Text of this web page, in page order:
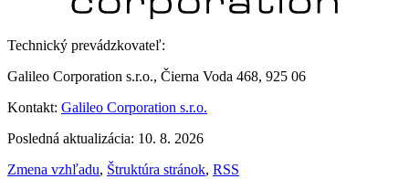
Technický prevádzkovateľ:
Galileo Corporation s.r.o., Čierna Voda 468, 925 06
Kontakt: Galileo Corporation s.r.o.
Posledná aktualizácia: 10. 8. 2026
Zmena vzhľadu, Štruktúra stránok, RSS